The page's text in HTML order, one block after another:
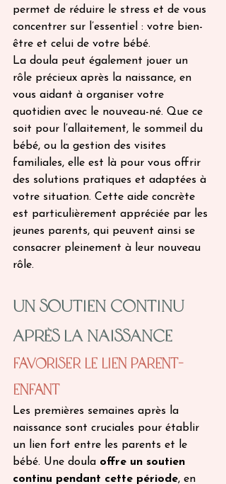
permet de réduire le stress et de vous
concentrer sur l’essentiel : votre bien-
être et celui de votre bébé.
La doula peut également jouer un
rôle précieux après la naissance, en
vous aidant à organiser votre
quotidien avec le nouveau-né. Que ce
soit pour l’allaitement, le sommeil du
bébé, ou la gestion des visites
familiales, elle est là pour vous offrir
des solutions pratiques et adaptées à
votre situation. Cette aide concrète
est particulièrement appréciée par les
jeunes parents, qui peuvent ainsi se
consacrer pleinement à leur nouveau
rôle.
Un Soutien Continu
Après la Naissance
Favoriser le Lien Parent-
Enfant
Les premières semaines après la
naissance sont cruciales pour établir
un lien fort entre les parents et le
bébé. Une doula offre un soutien
continu pendant cette période, en